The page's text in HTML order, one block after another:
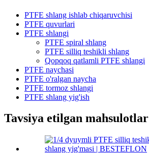
PTFE shlang ishlab chiqaruvchisi
PTFE quvurlari
PTFE shlangi
PTFE spiral shlang
PTFE silliq teshikli shlang
Qopqoq qatlamli PTFE shlangi
PTFE naychasi
PTFE o'ralgan naycha
PTFE tormoz shlangi
PTFE shlang yig'ish
Tavsiya etilgan mahsulotlar